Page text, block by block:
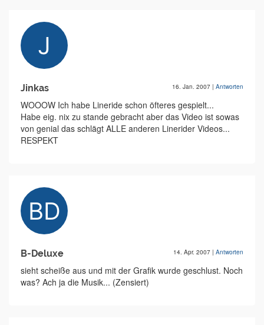
Jinkas 16. Jan. 2007 | Antworten
WOOOW Ich habe Lineride schon öfteres gespielt...
Habe eig. nix zu stande gebracht aber das Video ist sowas
von genial das schlägt ALLE anderen Linerider Videos...
RESPEKT
B-Deluxe 14. Apr. 2007 | Antworten
sieht scheiße aus und mit der Grafik wurde geschlust. Noch
was? Ach ja die Musik... (Zensiert)